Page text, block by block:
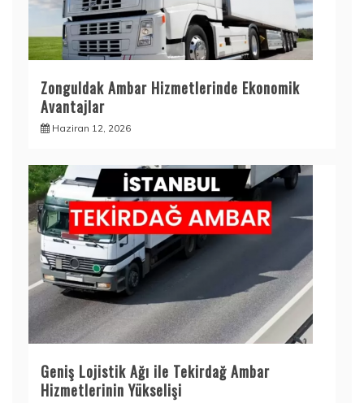
Zonguldak Ambar Hizmetlerinde Ekonomik
Avantajlar
Haziran 12, 2026
Geniş Lojistik Ağı ile Tekirdağ Ambar
Hizmetlerinin Yükselişi